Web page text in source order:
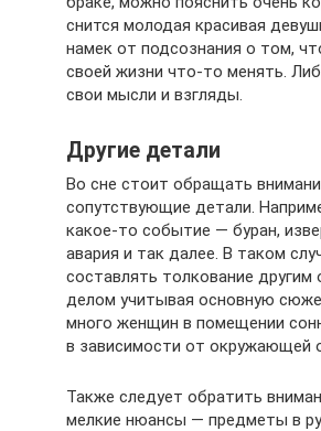
снится молодая красивая
намек от подсознания о том,
своей жизни что-то менять.
свои мысли и взгляды.
Другие детали
Во сне стоит обращать
сопутствующие детали.
какое-то событие — буран,
авария и так далее. В таком
составлять толкование
делом учитывая основную
много женщин в помещении
в зависимости от окружающей
Также следует обратить
мелкие нюансы — предметы в